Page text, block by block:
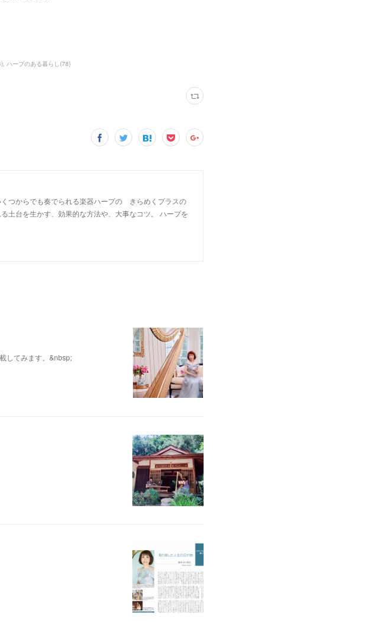
) ハープのある暮らし (78)
からでも奏でられる楽器ハープの きらめくプラスの
台を生かす、効果的な方法や、大事なコツ。 ハープを
してみます。&nbsp;